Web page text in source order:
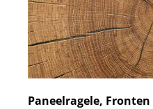
Paneelragele, Fronten